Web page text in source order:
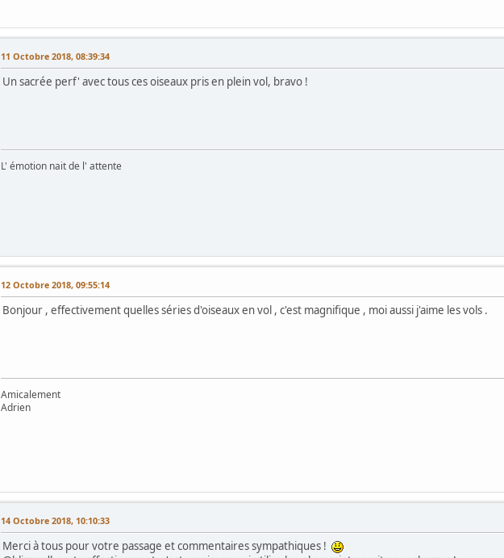
11 Octobre 2018, 08:39:34
Un sacrée perf' avec tous ces oiseaux pris en plein vol, bravo !
L' émotion nait de l' attente
12 Octobre 2018, 09:55:14
Bonjour , effectivement quelles séries d'oiseaux en vol , c'est magnifique , moi aussi j'aime les vols .
Amicalement
Adrien
14 Octobre 2018, 10:10:33
Merci à tous pour votre passage et commentaires sympathiques !